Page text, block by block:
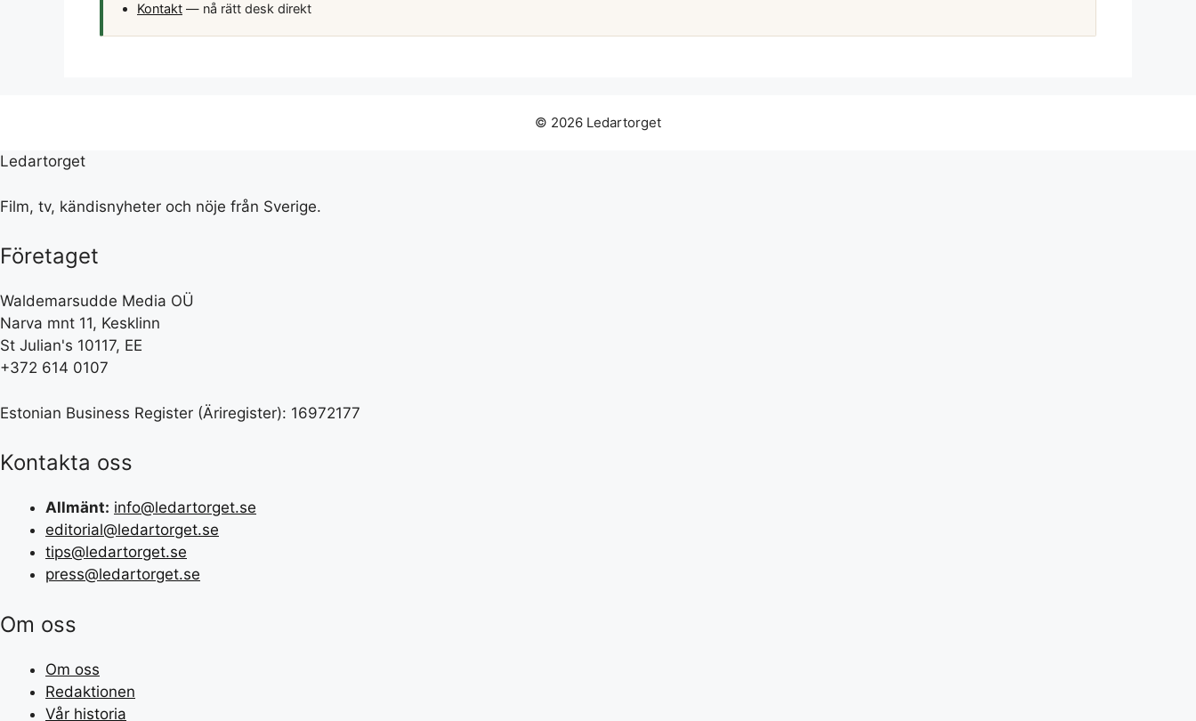
Kontakt — nå rätt desk direkt
© 2026 Ledartorget
Ledartorget
Film, tv, kändisnyheter och nöje från Sverige.
Företaget
Waldemarsudde Media OÜ
Narva mnt 11, Kesklinn
St Julian's 10117, EE
+372 614 0107
Estonian Business Register (Äriregister): 16972177
Kontakta oss
Allmänt: info@ledartorget.se
editorial@ledartorget.se
tips@ledartorget.se
press@ledartorget.se
Om oss
Om oss
Redaktionen
Vår historia